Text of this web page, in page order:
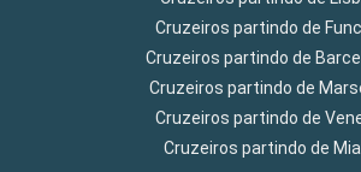
Cruzeiros partindo de
Cruzeiros partindo de
Cruzeiros partindo de
Cruzeiros partindo de
Cruzeiros partindo de